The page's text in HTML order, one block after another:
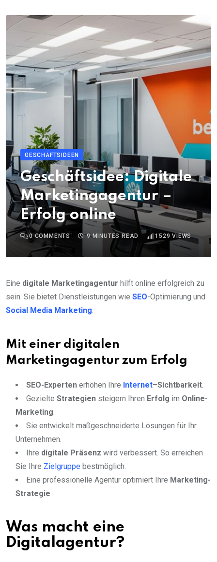
GESCHÄFTSIDEEN
Geschäftsidee: Digitale
Marketingagentur –
Erfolg online
0COMMENTS 9 MINUTES READ 1529 VIEWS
Eine digitale Marketingagentur hilft online erfolgreich zu
sein. Sie bietet Dienstleistungen wie SEO-Optimierung und
Social Media Marketing.
Mit einer digitalen
Marketingagentur zum Erfolg
SEO-Experten erhöhen Ihre Internet–Sichtbarkeit.
Gezielte Strategien steigern Ihren Erfolg im Online-
Marketing.
Sie entwickelt maßgeschneiderte Lösungen für Ihr
Unternehmen.
Ihre digitale Präsenz wird verbessert. So erreichen
Sie Ihre Zielgruppe bestmöglich.
Eine professionelle Agentur optimiert Ihre Marketing-
Strategie.
Was macht eine
Digitalagentur?